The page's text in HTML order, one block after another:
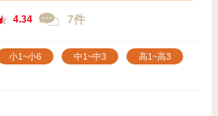
4.34 7件
小1~小6 中1~中3
高1~高3